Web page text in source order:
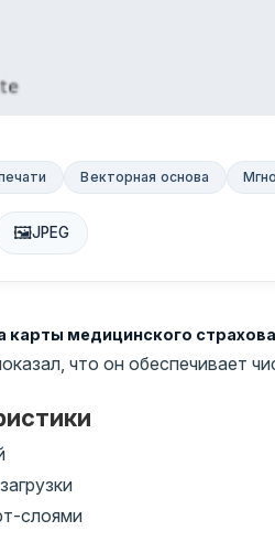
Векторная основа
🖼JPEG
карты медицинского
что он обеспечивает
слоями